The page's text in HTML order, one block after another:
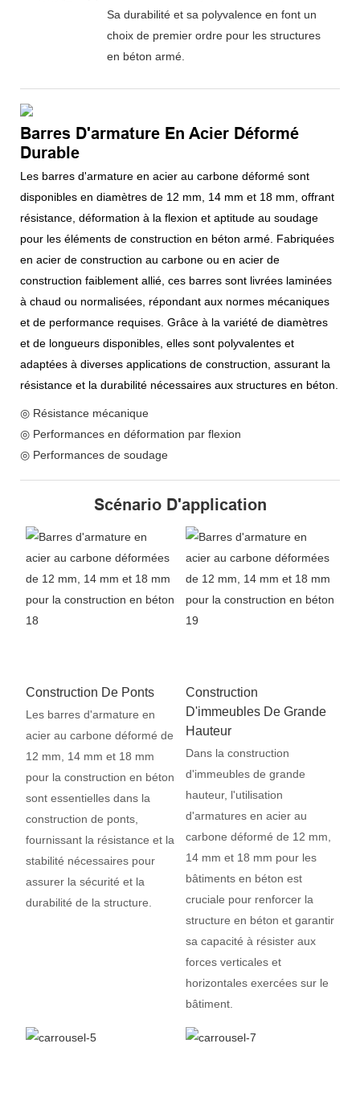
Sa durabilité et sa polyvalence en font un
choix de premier ordre pour les structures
en béton armé.
Barres D'armature En Acier Déformé
Durable
Les barres d'armature en acier au carbone déformé sont
disponibles en diamètres de 12 mm, 14 mm et 18 mm, offrant
résistance, déformation à la flexion et aptitude au soudage
pour les éléments de construction en béton armé. Fabriquées
en acier de construction au carbone ou en acier de
construction faiblement allié, ces barres sont livrées laminées
à chaud ou normalisées, répondant aux normes mécaniques
et de performance requises. Grâce à la variété de diamètres
et de longueurs disponibles, elles sont polyvalentes et
adaptées à diverses applications de construction, assurant la
résistance et la durabilité nécessaires aux structures en béton.
◎ Résistance mécanique
◎ Performances en déformation par flexion
◎ Performances de soudage
Scénario D'application
Construction De Ponts
Les barres d'armature en
acier au carbone déformé de
12 mm, 14 mm et 18 mm
pour la construction en béton
sont essentielles dans la
construction de ponts,
fournissant la résistance et la
stabilité nécessaires pour
assurer la sécurité et la
durabilité de la structure.
Construction
D'immeubles De Grande
Hauteur
Dans la construction
d'immeubles de grande
hauteur, l'utilisation
d'armatures en acier au
carbone déformé de 12 mm,
14 mm et 18 mm pour les
bâtiments en béton est
cruciale pour renforcer la
structure en béton et garantir
sa capacité à résister aux
forces verticales et
horizontales exercées sur le
bâtiment.